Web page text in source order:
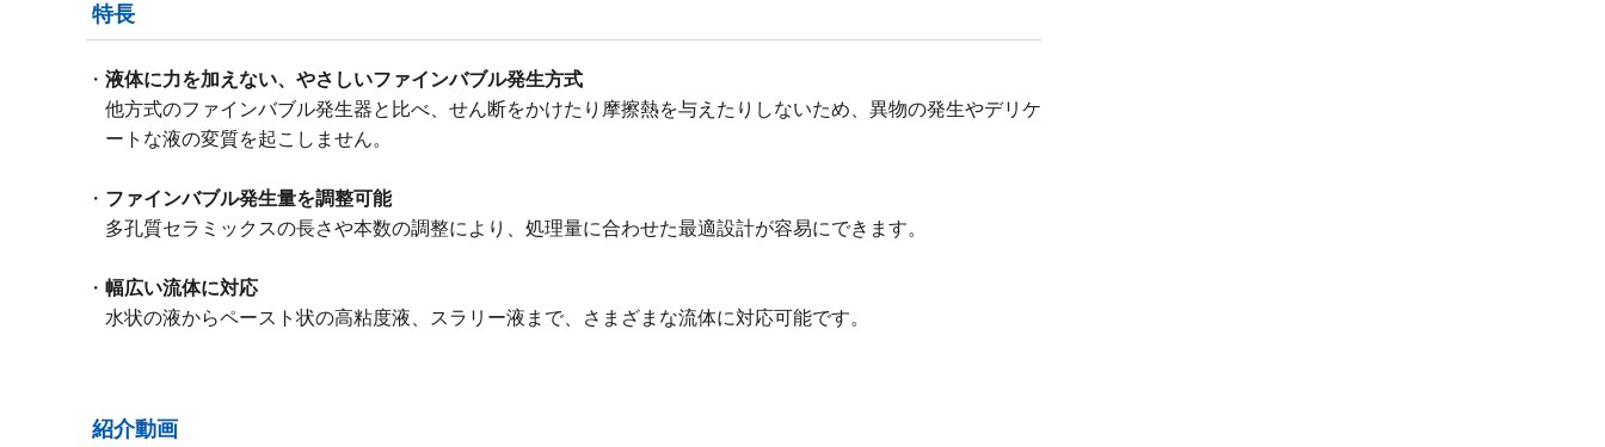
特長
液体に力を加えない、やさしいファインバブル発生方式
他方式のファインバブル発生器と比べ、せん断をかけたり摩擦熱を与えたりしないため、異物の発生やデリケ
ートな液の変質を起こしません。
ファインバブル発生量を調整可能
多孔質セラミックスの長さや本数の調整により、処理量に合わせた最適設計が容易にできます。
幅広い流体に対応
水状の液からペースト状の高粘度液、スラリー液まで、さまざまな流体に対応可能です。
紹介動画